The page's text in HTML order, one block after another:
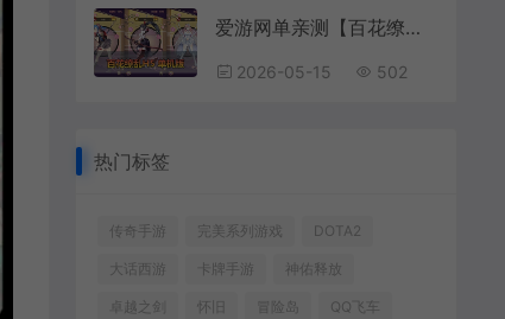
爱游网单亲测【百花缭乱H5单机版】最新整理二次元抽卡养成战斗H5页游手游 带GM物品后台 虚拟机一键端 视频安装教学 支持自配手机家庭局域网
2026-05-15 502
热门标签
传奇手游 完美系列游戏 DOTA2
大话西游 卡牌手游 神佑释放
卓越之剑 怀旧 冒险岛 QQ飞车